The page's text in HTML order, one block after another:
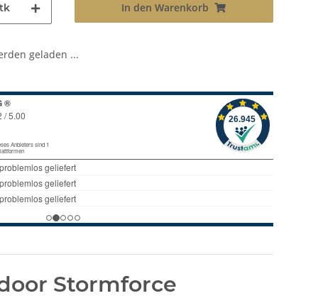
In den Warenkorb
geladen ...
Stormforce